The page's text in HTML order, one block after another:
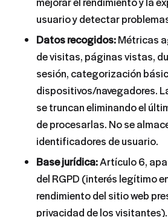
usuario y detectar
Datos recogidos:Métricas
de visitas, páginas vistas,
sesión, categorización
dispositivos/navegadores.
se truncan eliminando el
de procesarlas. No se
identificadores de usuario.
Base jurídica:Artículo 6,
del RGPD (interés legítimo
rendimiento del sitio web
privacidad de los visitantes).